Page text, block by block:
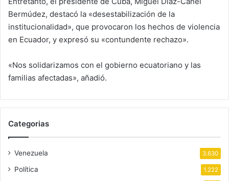
Bermúdez, destacó la «desestabilización de la
institucionalidad», que provocaron los hechos de violencia
en Ecuador, y expresó su «contundente rechazo».
«Nos solidarizamos con el gobierno ecuatoriano y las
familias afectadas», añadió.
Categorias
Venezuela 3.630
Política 1.222